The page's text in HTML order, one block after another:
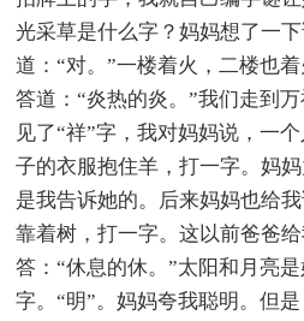
光采草是什么字？妈妈想了一
道：“对。”一楼着火，二楼也
答道：“炎热的炎。”我们走到
见了“祥”字，我对妈妈说，一
子的衣服抱住羊，打一字。妈
是我告诉她的。后来妈妈也给
靠着树，打一字。这以前爸爸
答：“休息的休。”太阳和月亮
字。“明”。妈妈夸我聪明。但